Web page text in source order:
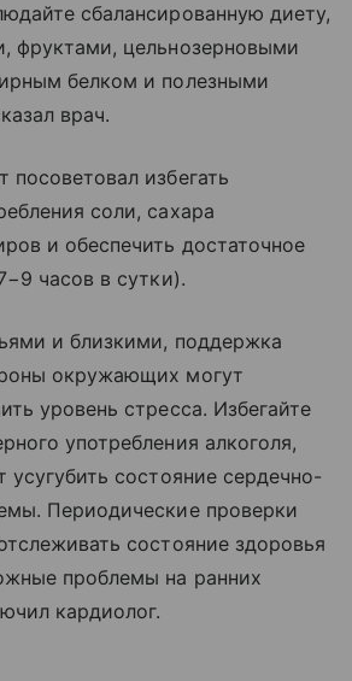
сбалансированную диету,
фруктами, цельнозерновыми
белком и полезными
врач.
посоветовал избегать
соли, сахара
и обеспечить достаточное
часов в сутки).
и близкими, поддержка
окружающих могут
уровень стресса. Избегайте
употребления алкоголя,
усугубить состояние сердечно-
Периодические проверки
состояние здоровья
проблемы на ранних
кардиолог.